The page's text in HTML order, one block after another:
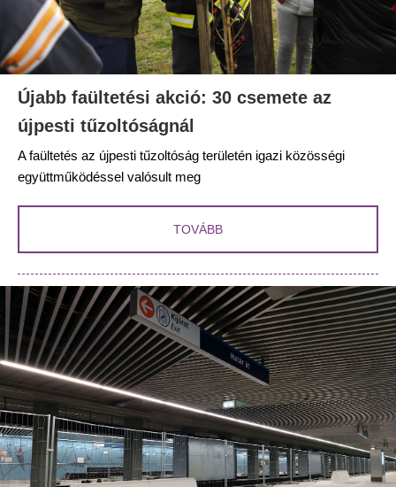
Újabb faültetési akció: 30 csemete az
újpesti tűzoltóságnál
A faültetés az újpesti tűzoltóság területén igazi közösségi
együttműködéssel valósult meg
TOVÁBB